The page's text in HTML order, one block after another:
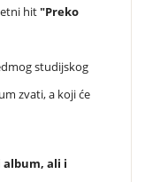
hit"Preko
studijskog
zvati, a koji će
ali i